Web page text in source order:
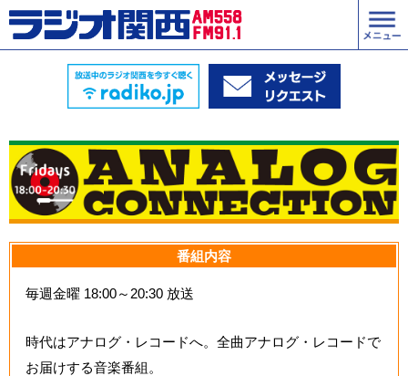
番組内容
毎週金曜 18:00～20:30 放送
時代はアナログ・レコードへ。全曲アナログ・レコードで
お届けする音楽番組。